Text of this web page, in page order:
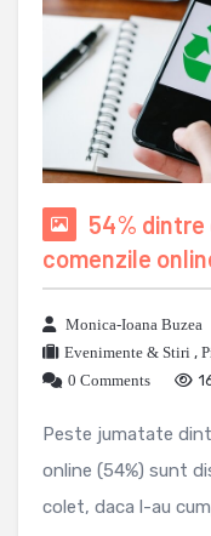
54%
comenzile
Monica-Ioana Buzea
Evenimente & Stiri ,
0 Comments
Peste jumatate
online (54%) sunt
colet, daca l-au